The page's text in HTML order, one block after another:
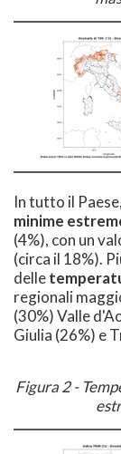
In tutto il
minime
(4%), con un
(circa il 18%).
delle
regionali
(30%) Valle
Giulia (26%) e
Figura 2 -